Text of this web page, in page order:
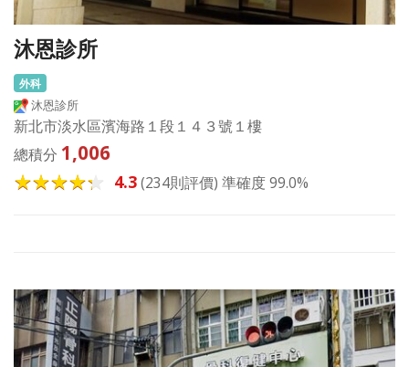
沐恩診所
外科
沐恩診所
新北市淡水區濱海路１段１４３號１樓
總積分 1,006
4.3(234則評價) 準確度 99.0%